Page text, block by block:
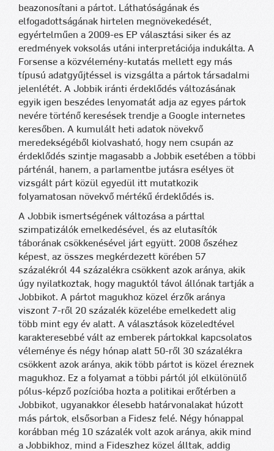
beazonosítani a pártot. Láthatóságának és
elfogadottságának hirtelen megnövekedését,
egyértelműen a 2009-es EP választási siker és az
eredmények voksolás utáni interpretációja indukálta. A
Forsense a közvélemény-kutatás mellett egy más
típusú adatgyűjtéssel is vizsgálta a pártok társadalmi
jelenlétét. A Jobbik iránti érdeklődés változásának
egyik igen beszédes lenyomatát adja az egyes pártok
nevére történő keresések trendje a Google internetes
keresőben. A kumulált heti adatok növekvő
meredekségéből kiolvasható, hogy nem csupán az
érdeklődés szintje magasabb a Jobbik esetében a többi
párténál, hanem, a parlamentbe jutásra esélyes öt
vizsgált párt közül egyedül itt mutatkozik
folyamatosan növekvő mértékű érdeklődés is.
A Jobbik ismertségének változása a párttal
szimpatizálók emelkedésével, és az elutasítók
táborának csökkenésével járt együtt. 2008 őszéhez
képest, az összes megkérdezett körében 57
százalékról 44 százalékra csökkent azok aránya, akik
úgy nyilatkoztak, hogy maguktól távol állónak tartják a
Jobbikot. A pártot magukhoz közel érzők aránya
viszont 7-ről 20 százalék közelébe emelkedett alig
több mint egy év alatt. A választások közeledtével
karakteresebbé vált az emberek pártokkal kapcsolatos
véleménye és négy hónap alatt 50-ről 30 százalékra
csökkent azok aránya, akik több pártot is közel éreznek
magukhoz. Ez a folyamat a többi pártól jól elkülönülő
pólus-képző pozícióba hozta a politikai erőtérben a
Jobbikot, ugyanakkor élesebb határvonalakat húzott
más pártok, elsősorban a Fidesz felé. Négy hónappal
korábban még 10 százalék volt azok aránya, akik mind
a Jobbikhoz, mind a Fideszhez közel álltak, addig